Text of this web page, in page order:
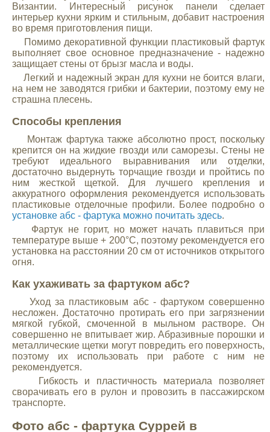
Византии. Интересный рисунок панели сделает
интерьер кухни ярким и стильным, добавит настроения
во время приготовления пищи.
Помимо декоративной функции пластиковый фартук
выполняет свое основное предназначение - надежно
защищает стены от брызг масла и воды.
Легкий и надежный экран для кухни не боится влаги,
на нем не заводятся грибки и бактерии, поэтому ему не
страшна плесень.
Способы крепления
Монтаж фартука также абсолютно прост, поскольку
крепится он на жидкие гвозди или саморезы. Стены не
требуют идеального выравнивания или отделки,
достаточно выдернуть торчащие гвозди и пройтись по
ним жесткой щеткой. Для лучшего крепления и
аккуратного оформления рекомендуется использовать
пластиковые отделочные профили. Более подробно о
установке абс - фартука можно почитать здесь.
Фартук не горит, но может начать плавиться при
температуре выше + 200°С, поэтому рекомендуется его
установка на расстоянии 20 см от источников открытого
огня.
Как ухаживать за фартуком абс?
Уход за пластиковым абс - фартуком совершенно
несложен. Достаточно протирать его при загрязнении
мягкой губкой, смоченной в мыльном растворе. Он
совершенно не впитывает жир. Абразивные порошки и
металлические щетки могут повредить его поверхность,
поэтому их использовать при работе с ним не
рекомендуется.
Гибкость и пластичность материала позволяет
сворачивать его в рулон и провозить в пассажирском
транспорте.
Фото абс - фартука Суррей в
Suzuki
Toyota
Volkswagen
Дополнительные товары